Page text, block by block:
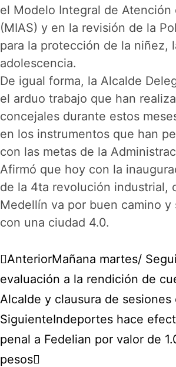
el Modelo Integral de Atención
(MIAS) y en la revisión de la
para la protección de la niñez,
adolescencia.
De igual forma, la Alcalde
el arduo trabajo que han
concejales durante estos
en los instrumentos que han
con las metas de la
Afirmó que hoy con la
de la 4ta revolución industrial,
Medellín va por buen camino y
con una ciudad 4.0.
AnteriorMañana martes/
evaluación a la rendición de
Alcalde y clausura de sesiones
SiguienteIndeportes hace
penal a Fedelian por valor de
pesos